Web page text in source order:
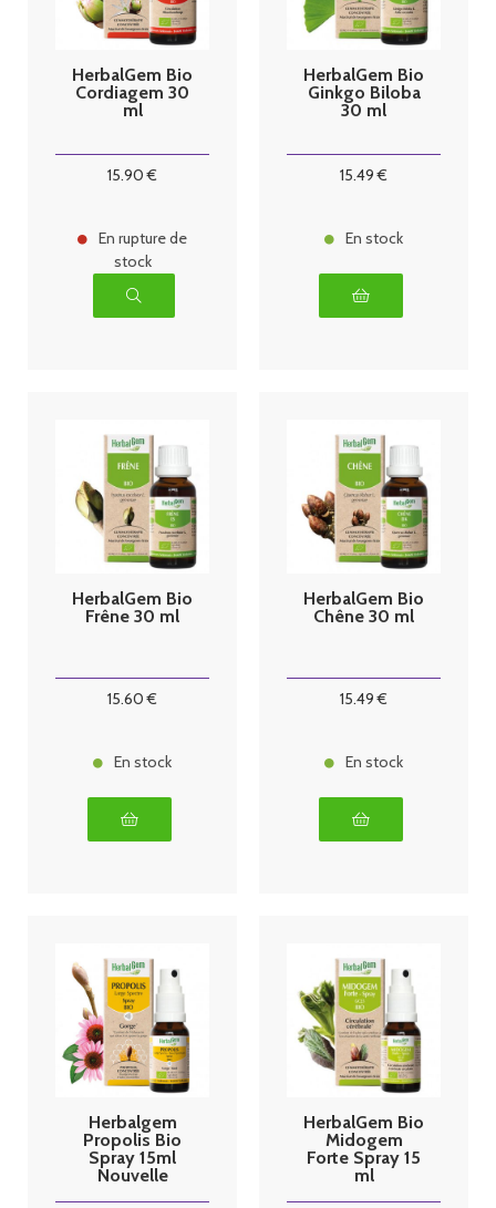
HerbalGem Bio
Cordiagem 30
ml
15.90 €
En rupture de
stock
HerbalGem Bio
Ginkgo Biloba
30 ml
15.49 €
En stock
HerbalGem Bio
Frêne 30 ml
15.60 €
En stock
HerbalGem Bio
Chêne 30 ml
15.49 €
En stock
Herbalgem
Propolis Bio
Spray 15ml
Nouvelle
HerbalGem Bio
Midogem
Forte Spray 15
ml